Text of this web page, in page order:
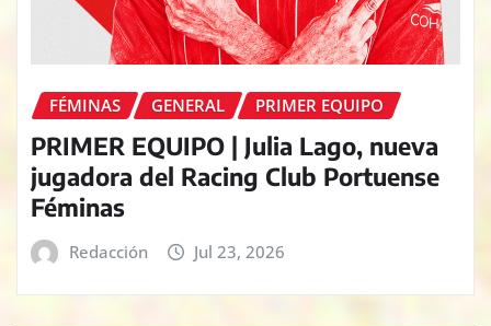
FÉMINAS GENERAL PRIMER EQUIPO
PRIMER EQUIPO | Julia Lago, nueva
jugadora del Racing Club Portuense
Féminas
Redacción Jul 23, 2026